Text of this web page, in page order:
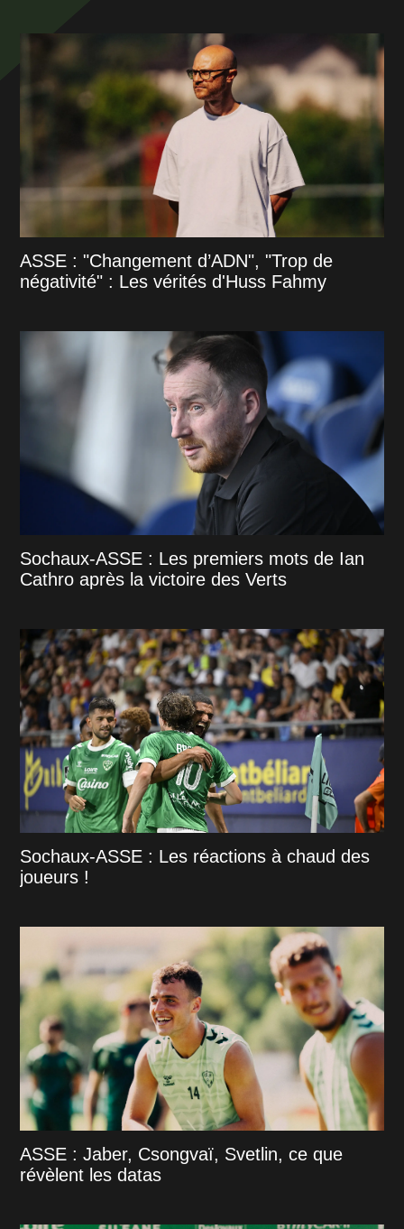
ASSE : "Changement d’ADN", "Trop de
négativité" : Les vérités d'Huss Fahmy
Sochaux-ASSE : Les premiers mots de Ian
Cathro après la victoire des Verts
Sochaux-ASSE : Les réactions à chaud des
joueurs !
ASSE : Jaber, Csongvaï, Svetlin, ce que
révèlent les datas